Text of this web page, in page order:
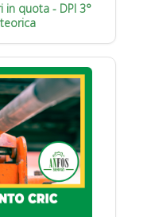
in quota - DPI 3°